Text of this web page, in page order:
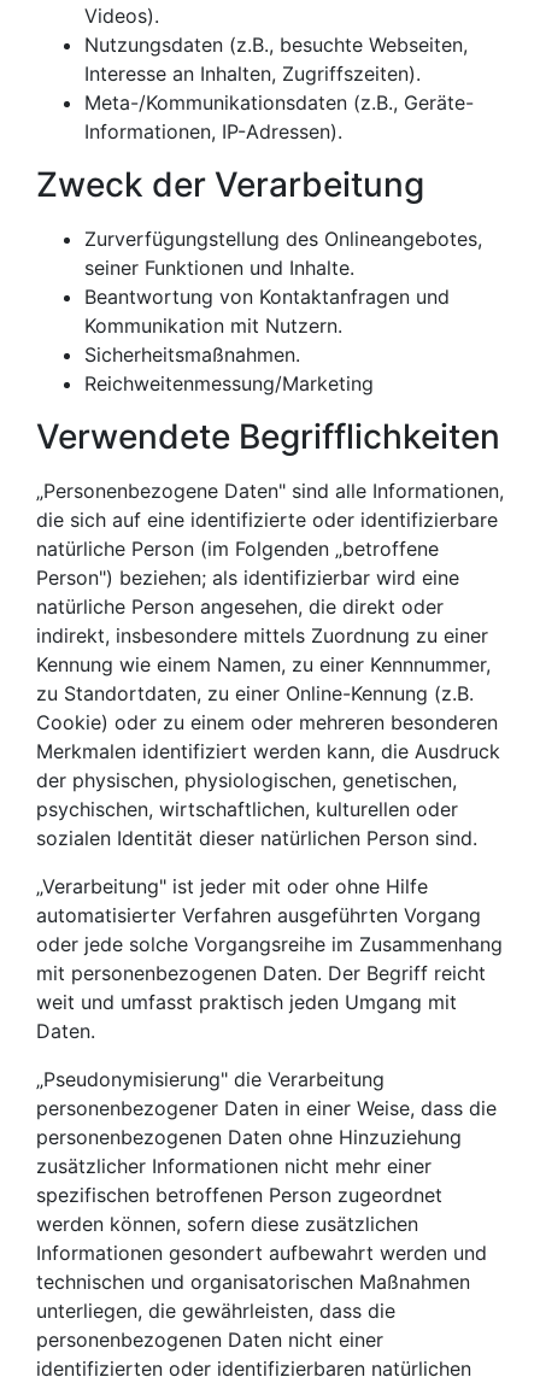
Videos).
Nutzungsdaten (z.B., besuchte Webseiten,
Interesse an Inhalten, Zugriffszeiten).
Meta-/Kommunikationsdaten (z.B., Geräte-
Informationen, IP-Adressen).
Zweck der Verarbeitung
Zurverfügungstellung des Onlineangebotes,
seiner Funktionen und Inhalte.
Beantwortung von Kontaktanfragen und
Kommunikation mit Nutzern.
Sicherheitsmaßnahmen.
Reichweitenmessung/Marketing
Verwendete Begrifflichkeiten
„Personenbezogene Daten" sind alle Informationen,
die sich auf eine identifizierte oder identifizierbare
natürliche Person (im Folgenden „betroffene
Person") beziehen; als identifizierbar wird eine
natürliche Person angesehen, die direkt oder
indirekt, insbesondere mittels Zuordnung zu einer
Kennung wie einem Namen, zu einer Kennnummer,
zu Standortdaten, zu einer Online-Kennung (z.B.
Cookie) oder zu einem oder mehreren besonderen
Merkmalen identifiziert werden kann, die Ausdruck
der physischen, physiologischen, genetischen,
psychischen, wirtschaftlichen, kulturellen oder
sozialen Identität dieser natürlichen Person sind.
„Verarbeitung" ist jeder mit oder ohne Hilfe
automatisierter Verfahren ausgeführten Vorgang
oder jede solche Vorgangsreihe im Zusammenhang
mit personenbezogenen Daten. Der Begriff reicht
weit und umfasst praktisch jeden Umgang mit
Daten.
„Pseudonymisierung" die Verarbeitung
personenbezogener Daten in einer Weise, dass die
personenbezogenen Daten ohne Hinzuziehung
zusätzlicher Informationen nicht mehr einer
spezifischen betroffenen Person zugeordnet
werden können, sofern diese zusätzlichen
Informationen gesondert aufbewahrt werden und
technischen und organisatorischen Maßnahmen
unterliegen, die gewährleisten, dass die
personenbezogenen Daten nicht einer
identifizierten oder identifizierbaren natürlichen